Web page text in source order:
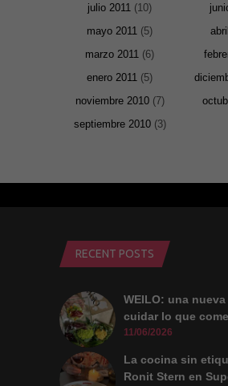
julio 2011 (10)
mayo 2011 (5)
marzo 2011 (6)
enero 2011 (5)
noviembre 2010(7)
septiembre 2010(3)
RECENT POSTS
WEILO: una
cuidar lo que
11/06/2026
La cocina sin
Ronit Stern en